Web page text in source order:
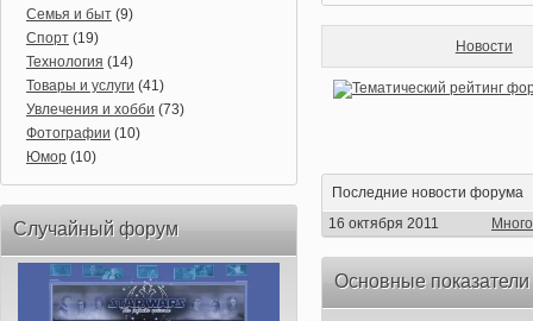
Семья и быт (9)
Спорт (19)
Технология (14)
Товары и услуги (41)
Увлечения и хобби (73)
Фотографии (10)
Юмор (10)
Случайный форум
Новости
Последние новости форума
16 октября 2011
Основные